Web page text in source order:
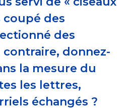
coupé des
des
donnez-
la mesure du
les lettres,
échangés ?